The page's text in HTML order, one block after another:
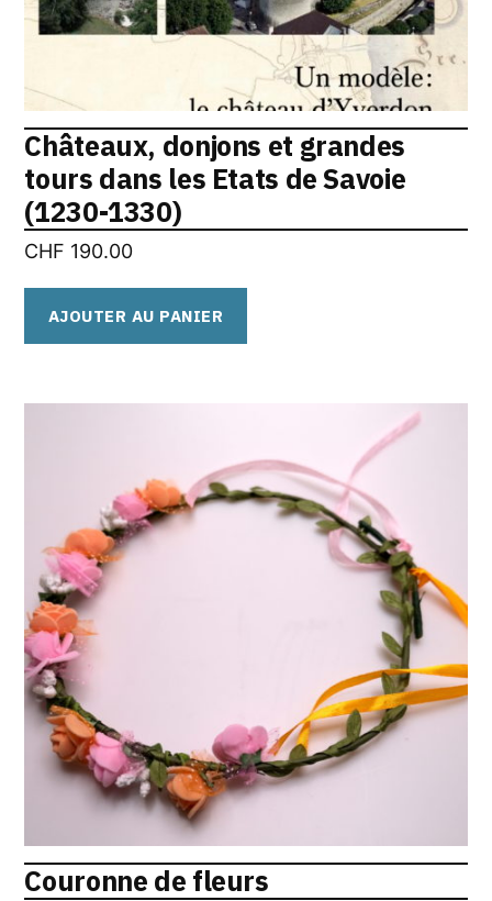
Châteaux, donjons et grandes
tours dans les Etats de Savoie
(1230-1330)
CHF 190.00
AJOUTER AU PANIER
Couronne de fleurs